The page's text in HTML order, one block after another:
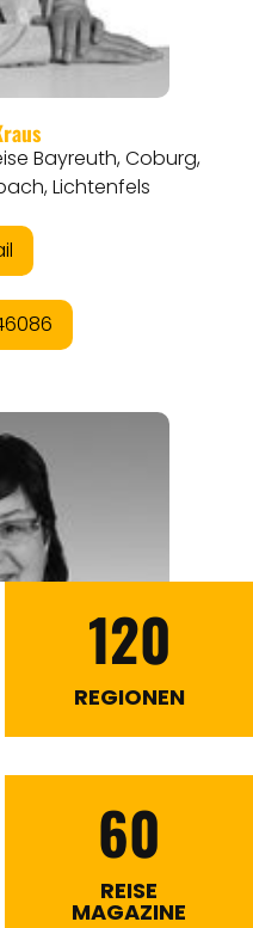
120
REGIONEN
60
REISE
MAGAZINE